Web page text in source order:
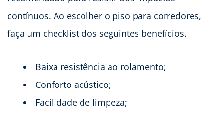
contínuos. Ao escolher o piso para corredores,
faça um checklist dos seguintes benefícios.
Baixa resistência ao rolamento;
Conforto acústico;
Facilidade de limpeza;